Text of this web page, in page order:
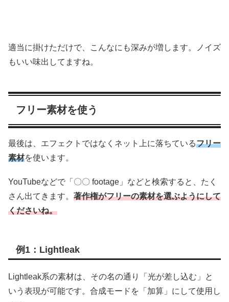
適当に掛けただけで、こんなにも深みが増します。ノイズ
もいい味出してますね。
フリー素材を使う
最後は、エフェクトではなくネット上に落ちているフリー
素材を使います。
YouTubeなどで「〇〇 footage」などと検索すると、たく
さん出てきます。 著作権がフリーの素材を選ぶようにして
くださいね。
例1：Lightleak
Lightleak系の素材は、その名の通り「光が差し込む」と
いう表現が可能です。合成モードを「加算」にして使用し